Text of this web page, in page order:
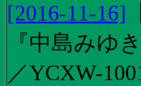
[2016-11-16]
『中島みゆ
／YCXW-